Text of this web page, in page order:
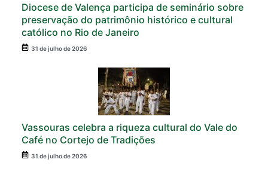
Diocese de Valença participa de seminário sobre
preservação do patrimônio histórico e cultural
católico no Rio de Janeiro
31 de julho de 2026
Vassouras celebra a riqueza cultural do Vale do
Café no Cortejo de Tradições
31 de julho de 2026